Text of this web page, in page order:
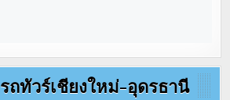
รถทัวร์เชียงใหม่-อุดรธานี